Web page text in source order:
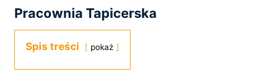
Pracownia Tapicerska
Spis treści pokaż